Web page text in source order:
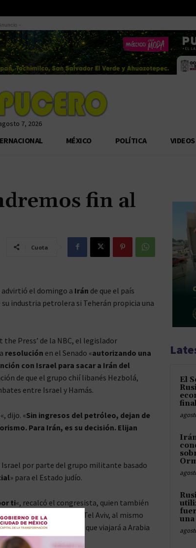
-
7, 2026
MÉXICO POLÍTICA VIDEOS
fin al
Cuota
advirtió el domingo a Irán de que el país
industria petrolera si Teherán propicia una
Press’ de la NBC, el legislador
resolución en el Senado «autorizando una
con Israel para sacar a Irán del
de que el grupo chií libanés Hezbolá,
entre Israel y Hamás.
«, dijo. «Sin ingresos del petróleo, dejan de
Para Irán, es su decisión. Elijan
Israel por parte del grupo militante basado
» para el Estado judío.
ti«, recalcó el congresista, quien también
Joe Biden en apoyo a Tel Aviv, al mismo
de senadores que viajará a Arabia
El
una